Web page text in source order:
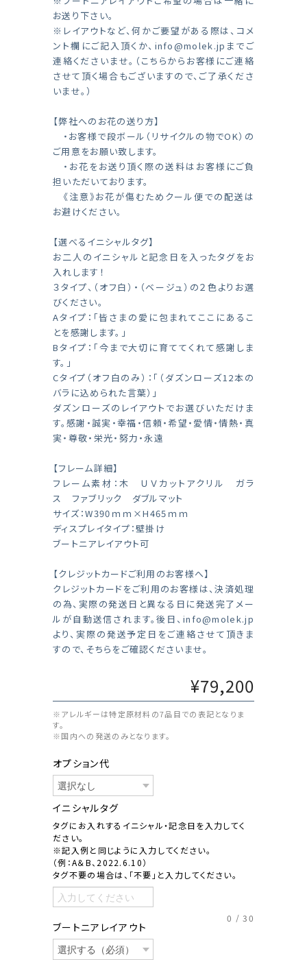
お送り下さい。
※レイアウトなど、何かご要望がある際は、コメ
ント欄にご記入頂くか、 info@molek.jp までご
連絡くださいませ。（こちらからお客様にご連絡
させて頂く場合もございますので、ご了承くださ
いませ。）
【弊社へのお花の送り方】
・お客様で段ボール（リサイクルの物でOK）の
ご用意をお願い致します。
・お花をお送り頂く際の送料はお客様にご負
担いただいております。
《注意》お花が傷むためクール便での配送は
お避けください。
【選べるイニシャルタグ】
お二人のイニシャルと記念日を入ったタグをお
入れします！
３タイプ、（オフ白）・（ベージュ）の２色よりお選
びください。
Aタイプ：「皆さまの愛に包まれてここにあるこ
とを感謝します。」
Bタイプ：「今まで大切に育ててくれて感謝しま
す。」
Cタイプ（オフ白のみ）：「（ダズンローズ12本の
バラに込められた言葉）」
ダズンローズのレイアウトでお選びいただけま
す。感謝・誠実・幸福・信頼・希望・愛情・情熱・真
実・尊敬・栄光・努力・永遠
【フレーム詳細】
フレーム素材：木 ＵＶカットアクリル ガラ
ス ファブリック ダブルマット
サイズ：W390ｍｍ×H465ｍｍ
ディスプレイタイプ：壁掛け
ブートニアレイアウト可
【クレジットカードご利用のお客様へ】
クレジットカードをご利用のお客様は、決済処理
の為、実際の発送日と異なる日に発送完了メー
ルが自動送信されます。後日、 info@molek.jp
より、実際の発送予定日をご連絡させて頂きま
すので、そちらをご確認くださいませ。
¥79,200
※アレルギーは特定原材料の7品目での表記となりま
す。
※国内への発送のみとなります。
オプション代
イニシャルタグ
タグにお入れするイニシャル・記念日を入力してく
ださい。
※記入例と同じように入力してください。
（例：A＆B、2022.6.10）
タグ不要の場合は、「不要」と入力してください。
0 /30
ブートニアレイアウト